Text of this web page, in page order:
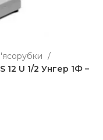
12 U 1/2 Унгер 1Ф –